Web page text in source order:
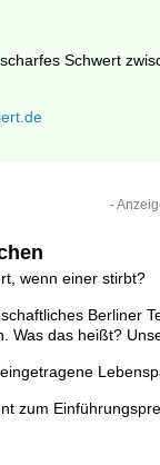
Schwert
-
wenn einer stirbt?
Berliner
Was das heißt?
zum